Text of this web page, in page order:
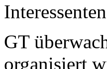
GT
organisiert